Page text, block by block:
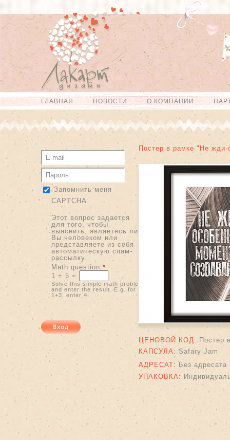
Перейти к
основному
содержанию
Skip to
navigation
Главное меню
ГЛАВНАЯ НОВОСТИ О КОМПАНИИ
Запомнить меня
CAPTCHA
Этот вопрос задается
для того, чтобы
выяснить, являетесь ли
Вы человеком или
представляете из себя
автоматическую спам-
рассылку.
Math question *
1 + 5 =
Solve this simple math problem
and enter the result. E.g. for
1+3, enter 4.
Постер в рамке "Не жди
ЦЕНОВОЙ КОД: Постер
КАПСУЛА:Safary Jam
АДРЕСАТ: Без адресата
УПАКОВКА: